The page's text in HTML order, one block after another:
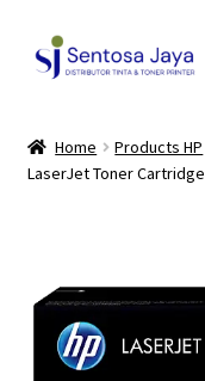
Skip
to
Skip
to
Produk
Canon
Epson
Home Products HP
LaserJet Toner Cartridge